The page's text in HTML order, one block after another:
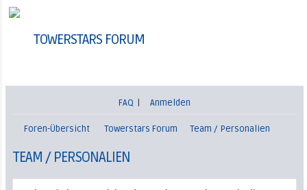
TOWERSTARS FORUM
FAQ Anmelden
Foren-Übersicht Towerstars Forum Team / Personalien
TEAM / PERSONALIEN